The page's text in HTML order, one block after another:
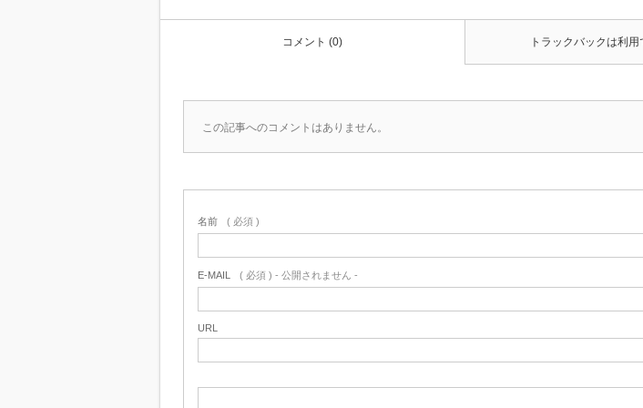
コメント (0) トラックバックは利用
この記事へのコメントはありません。
名前 ( 必須 )
E-MAIL ( 必須 ) - 公開されません -
URL